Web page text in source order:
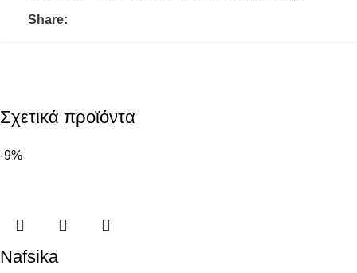
Share:
Σχετικά προϊόντα
-9%
Nafsika